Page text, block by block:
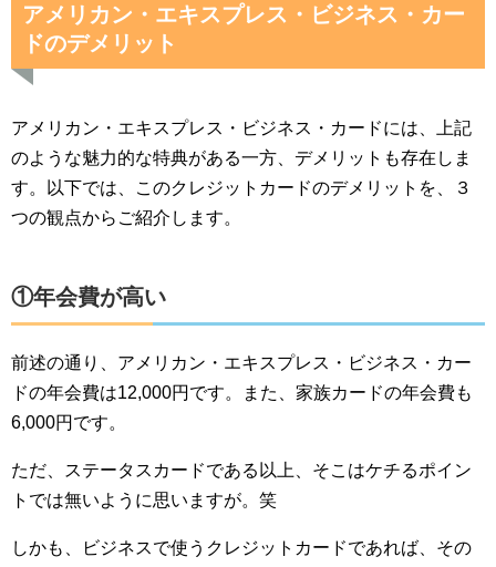
アメリカン・エキスプレス・ビジネス・カー
ドのデメリット
アメリカン・エキスプレス・ビジネス・カードには、上記
のような魅力的な特典がある一方、デメリットも存在しま
す。以下では、このクレジットカードのデメリットを、３
つの観点からご紹介します。
①年会費が高い
前述の通り、アメリカン・エキスプレス・ビジネス・カー
ドの年会費は12,000円です。また、家族カードの年会費も
6,000円です。
ただ、ステータスカードである以上、そこはケチるポイン
トでは無いように思いますが。笑
しかも、ビジネスで使うクレジットカードであれば、その